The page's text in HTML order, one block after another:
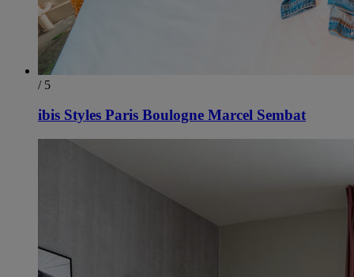
/ 5
ibis Styles Paris Boulogne Marcel Sembat